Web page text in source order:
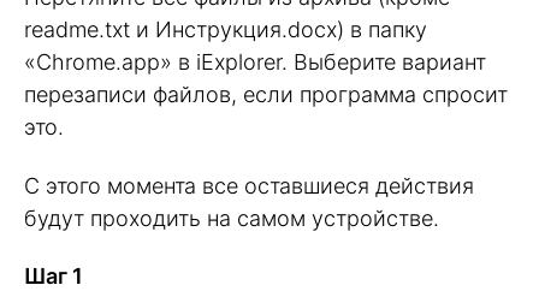
readme.txt и Инструкция.docx) в папку
«Chrome.app» в iExplorer. Выберите вариант
перезаписи файлов, если программа спросит
это.
С этого момента все оставшиеся действия
будут проходить на самом устройстве.
Шаг 1